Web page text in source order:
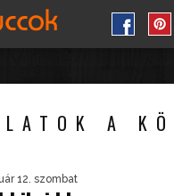
A
12. szombat